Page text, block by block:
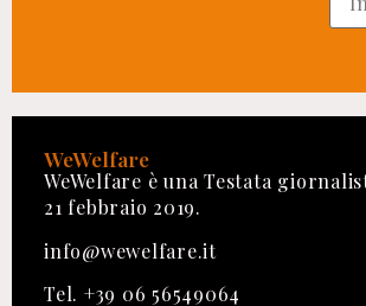
WeWelfare
WeWelfare è una Testata
21 febbraio 2019.
info@wewelfare.it
Tel. +39 06 56549064